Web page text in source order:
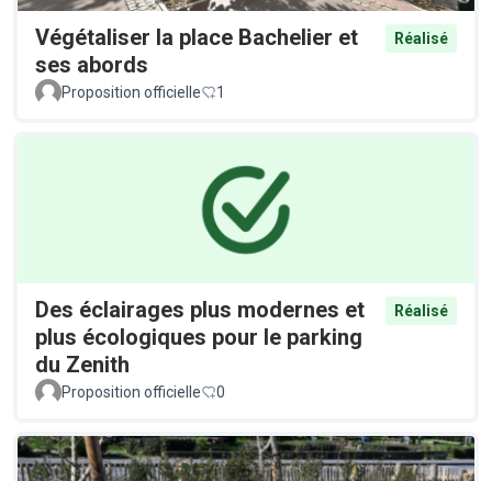
Végétaliser la place Bachelier et
ses abords
Réalisé
Proposition officielle 1
Des éclairages plus modernes et
plus écologiques pour le parking
du Zenith
Réalisé
Proposition officielle 0